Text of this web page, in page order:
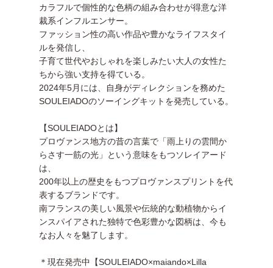
カラフルで個性的な色柄の組み合わせが得意な洋
裁系インフルエンサー。
ファッション性の高い作品や豊かなライフスタイ
ルを発信し、
子育て世代やおしゃれを楽しみたい大人の女性た
ちから強い支持を得ている。
2024年5月には、自身がディレクションを務めた
SOULEIADOのソーイングキットを発売している。
【SOULEIADOとは】
プロヴァンス地方の昔の言葉で「雨上りの雲間か
らさす一筋の光」という意味をもつソレイアード
は、
200年以上の歴史をもつプロヴァンスプリントを代
表するブランドです。
南フランスの美しい風景や伝統的な動植物からイ
ンスパイアされた独特で色彩豊かな図柄は、今も
なお人々を魅了します。
＊現在発売中【SOULEIADO×maiando×Lilla